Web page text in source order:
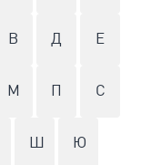
В Д Е
М С
Ш Ю